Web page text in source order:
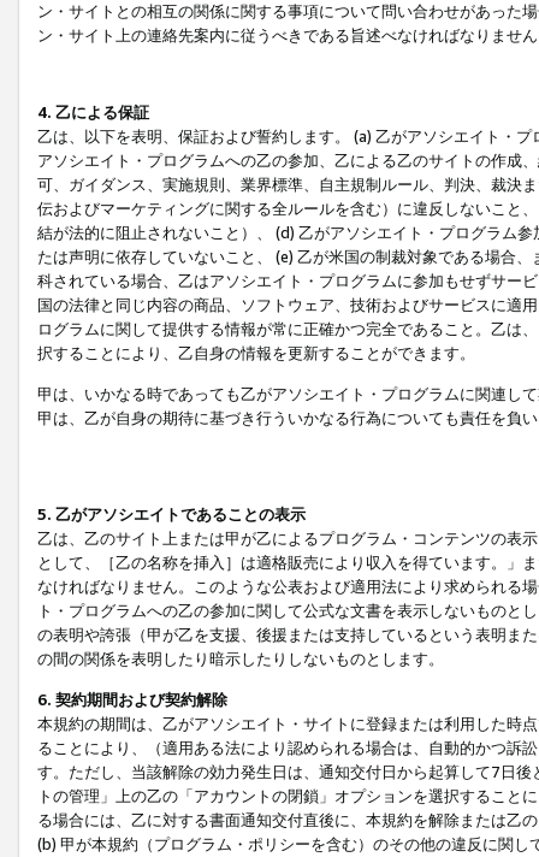
ン・サイトとの相互の関係に関する事項について問い合わせがあった
ン・サイト上の連絡先案内に従うべきである旨述べなければなりませ
4. 乙による保証
乙は、以下を表明、保証および誓約します。 (a) 乙がアソシエイト・
アソシエイト・プログラムへの乙の参加、乙による乙のサイトの作成
可、ガイダンス、実施規則、業界標準、自主規制ルール、判決、裁決
伝およびマーケティングに関する全ルールを含む）に違反しないこと
結が法的に阻止されないこと）、 (d) 乙がアソシエイト・プログラム
たは声明に依存していないこと、 (e) 乙が米国の制裁対象である場合
科されている場合、乙はアソシエイト・プログラムに参加もせずサー
国の法律と同じ内容の商品、ソフトウェア、技術およびサービスに適
ログラムに関して提供する情報が常に正確かつ完全であること。乙は
択することにより、乙自身の情報を更新することができます。
甲は、いかなる時であっても乙がアソシエイト・プログラムに関連し
甲は、乙が自身の期待に基づき行ういかなる行為についても責任を負
5. 乙がアソシエイトであることの表示
乙は、乙のサイト上または甲が乙によるプログラム・コンテンツの表
として、［乙の名称を挿入］は適格販売により収入を得ています。」
なければなりません。このような公表および適用法により求められる
ト・プログラムへの乙の参加に関して公式な文書を表示しないもの
の表明や誇張（甲が乙を支援、後援または支持しているという表明ま
の間の関係を表明したり暗示したりしないものとします。
6. 契約期間および契約解除
本規約の期間は、乙がアソシエイト・サイトに登録または利用した時
ることにより、（適用ある法により認められる場合は、自動的かつ訴
す。ただし、当該解除の効力発生日は、通知交付日から起算して7日
トの管理」上の乙の「アカウントの閉鎖」オプションを選択するこ
る場合には、乙に対する書面通知交付直後に、本規約を解除または乙
(b) 甲が本規約（プログラム・ポリシーを含む）のその他の違反に関